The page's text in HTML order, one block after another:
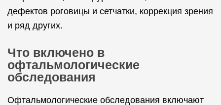
дефектов роговицы и сетчатки, коррекция зрения
и ряд других.
Что включено в
офтальмологические
обследования
Офтальмологические обследования включают